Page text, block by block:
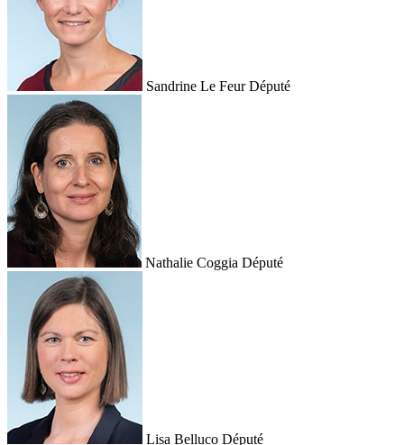
Sandrine Le Feur Député
Nathalie Coggia Député
Lisa Belluco Député